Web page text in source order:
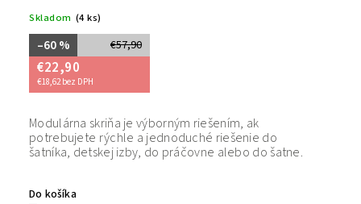
Skladom (4 ks)
€57,90
–60 %
€22,90
€18,62 bez DPH
Do košíka
Modulárna skriňa je výborným riešením, ak
potrebujete rýchle a jednoduché riešenie do
šatníka, detskej izby, do práčovne alebo do šatne.